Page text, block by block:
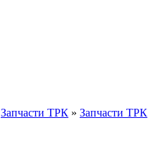
Запчасти ТРК » Запчасти ТРК